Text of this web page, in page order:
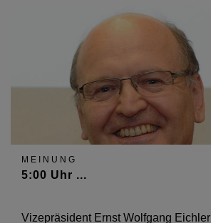
MEINUNG
5:00 Uhr ...
Vizepräsident Ernst Wolfgang Eichler